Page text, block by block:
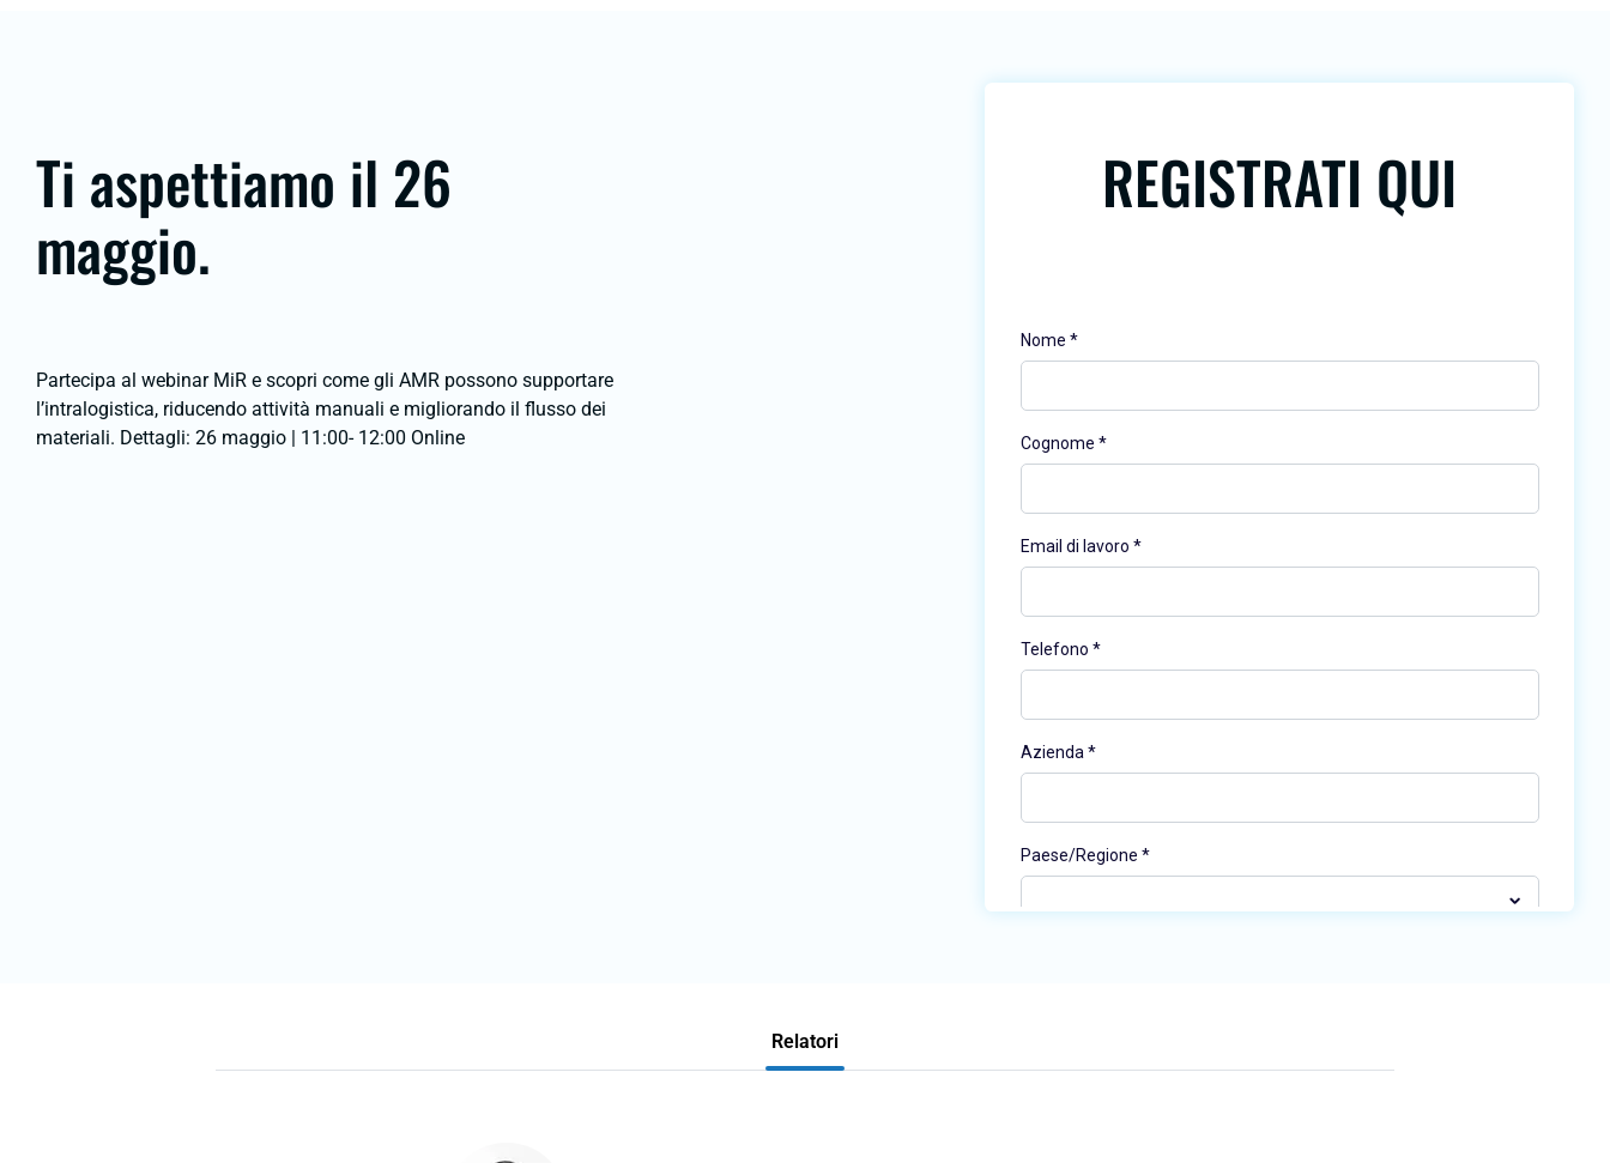
Ti aspettiamo il 26
maggio.
Partecipa al webinar MiR e scopri come gli AMR possono supportare
l’intralogistica, riducendo attività manuali e migliorando il flusso dei
materiali. Dettagli: 26 maggio | 11:00- 12:00 Online
REGISTRATI QUI
Relatori